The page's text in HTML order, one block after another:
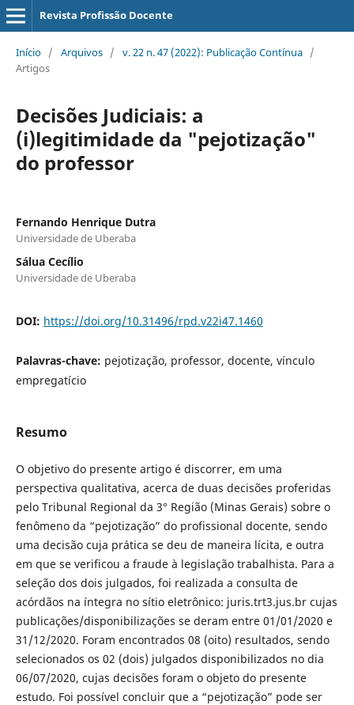
Revista Profissão Docente
Início / Arquivos / v. 22 n. 47 (2022): Publicação Contínua /
Artigos
Decisões Judiciais: a
(i)legitimidade da "pejotização"
do professor
Fernando Henrique Dutra
Universidade de Uberaba
Sálua Cecílio
Universidade de Uberaba
DOI: https://doi.org/10.31496/rpd.v22i47.1460
Palavras-chave: pejotização, professor, docente, vínculo
empregatício
Resumo
O objetivo do presente artigo é discorrer, em uma
perspectiva qualitativa, acerca de duas decisões proferidas
pelo Tribunal Regional da 3° Região (Minas Gerais) sobre o
fenômeno da “pejotização” do profissional docente, sendo
uma decisão cuja prática se deu de maneira lícita, e outra
em que se verificou a fraude à legislação trabalhista. Para a
seleção dos dois julgados, foi realizada a consulta de
acórdãos na íntegra no sítio eletrônico: juris.trt3.jus.br cujas
publicações/disponibilizações se deram entre 01/01/2020 e
31/12/2020. Foram encontrados 08 (oito) resultados, sendo
selecionados os 02 (dois) julgados disponibilizados no dia
06/07/2020, cujas decisões foram o objeto do presente
estudo. Foi possível concluir que a “pejotização” pode ser